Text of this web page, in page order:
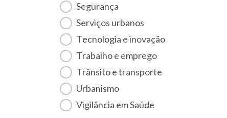
Segurança
Serviços urbanos
Tecnologia e inovação
Trabalho e emprego
Trânsito e transporte
Urbanismo
Vigilância em Saúde